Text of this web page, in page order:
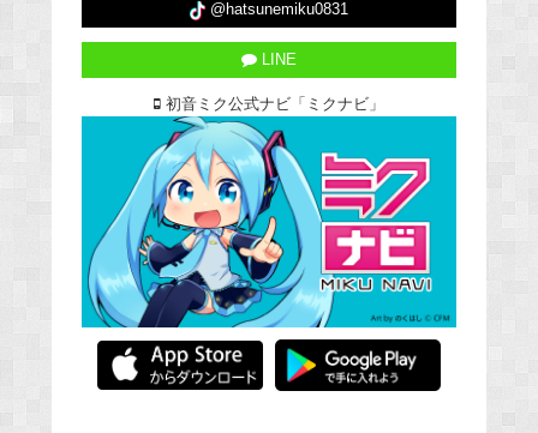
@hatsunemiku0831
LINE
初音ミク公式ナビ「ミクナビ」